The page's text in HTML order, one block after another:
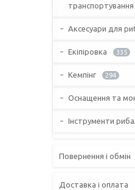
транспортування
Аксесуари для
Екіпіровка 335
Кемпінг 294
Оснащення та
Інструменти
Повернення і обмін
Доставка і оплата